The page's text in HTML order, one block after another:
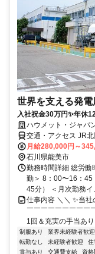
世界を支える発
入社祝金30万円✨年休
ハウメット・ジャパ
交通・アクセス JR
月給280,000円～
石川県能美市
勤務時間詳細 総労働
勤＞ 8：00〜16：45
45分） ＜月次勤務
仕事内容 ＼＼ ✨当
￣￣￣￣￣￣￣￣￣
1回＆充実の手当あ
制服あり 業界未経験者歓迎
転勤なし
未経験者歓迎 住
賞与あり
交通費支給 資格